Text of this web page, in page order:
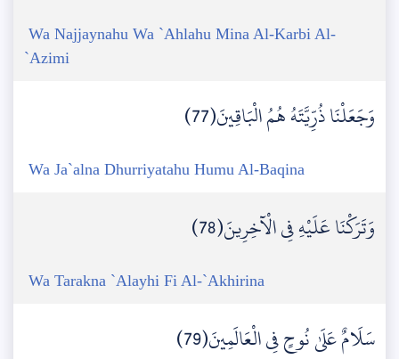
Wa Najjaynahu Wa `Ahlahu Mina Al-Karbi Al-
`Azimi
وَجَعَلْنَا ذُرِّيَّتَهُ هُمُ الْبَاقِينَ(77)
Wa Ja`alna Dhurriyatahu Humu Al-Baqina
وَتَرَكْنَا عَلَيْهِ فِي الْآخِرِينَ(78)
Wa Tarakna `Alayhi Fi Al-`Akhirina
سَلَامٌ عَلَىٰ نُوحٍ فِي الْعَالَمِينَ(79)